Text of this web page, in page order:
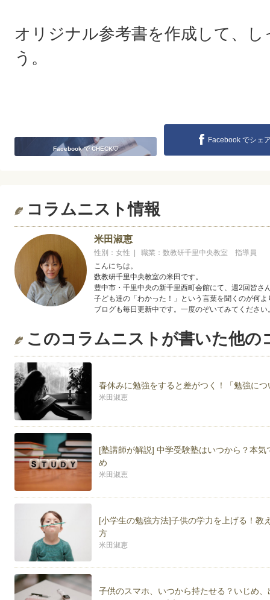
オリジナル参考書を作成して、
う。
Facebook で CHECK♡
Facebook でシェ
コラムニスト情報
米田淑恵
性別：女性 | 職業：数教研千里中央教室 指導員
こんにちは。
数教研千里中央教室の米田です。
豊中市・千里中央の新千里西町会館にて、週2回皆さ
子ども達の「わかった！」という言葉を聞くのが何
ブログも毎日更新中です。一度のぞいてみてくださ
このコラムニストが書いた他の
春休みに勉強をすると差がつく！「勉強に
米田淑恵
[塾講師が解説] 中学受験塾はいつから？本
め
米田淑恵
[小学生の勉強方法]子供の学力を上げる！教
方
米田淑恵
子供のスマホ、いつから持たせる？いじめ